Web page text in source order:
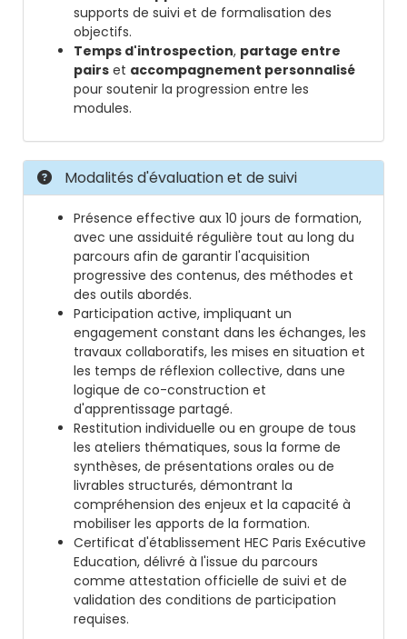
supports de suivi et de formalisation des
objectifs.
Temps d'introspection, partage entre
pairs et accompagnement personnalisé
pour soutenir la progression entre les
modules.
Modalités d'évaluation et de suivi
Présence effective aux 10 jours de formation,
avec une assiduité régulière tout au long du
parcours afin de garantir l'acquisition
progressive des contenus, des méthodes et
des outils abordés.
Participation active, impliquant un
engagement constant dans les échanges, les
travaux collaboratifs, les mises en situation et
les temps de réflexion collective, dans une
logique de co-construction et
d'apprentissage partagé.
Restitution individuelle ou en groupe de tous
les ateliers thématiques, sous la forme de
synthèses, de présentations orales ou de
livrables structurés, démontrant la
compréhension des enjeux et la capacité à
mobiliser les apports de la formation.
Certificat d'établissement HEC Paris Exécutive
Education, délivré à l'issue du parcours
comme attestation officielle de suivi et de
validation des conditions de participation
requises.